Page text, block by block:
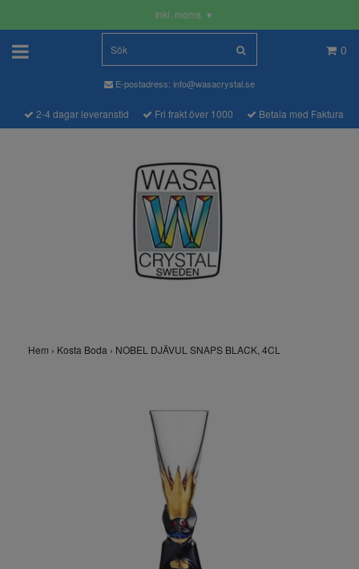
Inkl. moms ▾
0
E-postadress: info@wasacrystal.se
2-4 dagar leveranstid Fri frakt över 1000 Betala med Faktura
Hem › Kosta Boda › NOBEL DJÄVUL SNAPS BLACK, 4CL